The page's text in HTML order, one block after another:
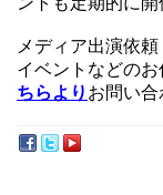
メディア出演依
イベントなどの
ちらより お問い合